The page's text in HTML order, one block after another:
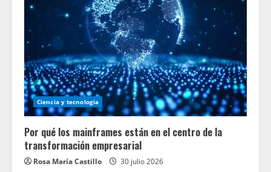
Ciencia y tecnologia
Por qué los mainframes están en el centro de la
transformación empresarial
Rosa María Castillo 30 julio 2026